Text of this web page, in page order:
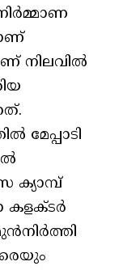
നിലവിൽ
മേപ്പാടി
ക്യാമ്പ്
കളക്ടർ